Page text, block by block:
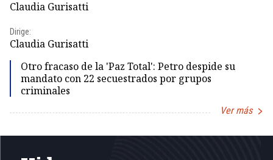
Claudia Gurisatti
Dirige:
Claudia Gurisatti
Otro fracaso de la 'Paz Total': Petro despide su
mandato con 22 secuestrados por grupos
criminales
Ver más
1